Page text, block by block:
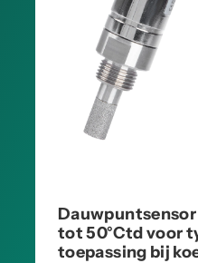
Dauwpuntsensor
tot 50°Ctd voor
toepassing bij